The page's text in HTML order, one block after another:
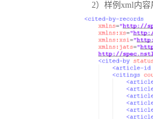
2）样例xml内容